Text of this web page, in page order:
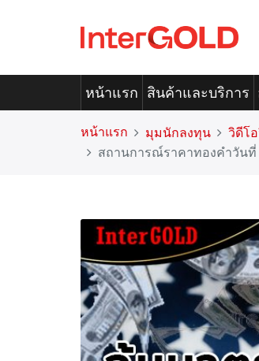
หน้าแรก สินค้าและบริการ
หน้าแรก มุมนักลงทุน
วิดีโ
สถานการณ์ราคาทองคำวันที่